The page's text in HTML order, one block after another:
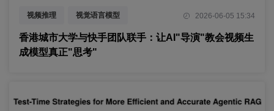
视频推理 视觉语言模型
测试时优化
2026-06-05 15:34
香港城市大学与快手团队联手：让AI"导演"教会视频生
成模型真正"思考"